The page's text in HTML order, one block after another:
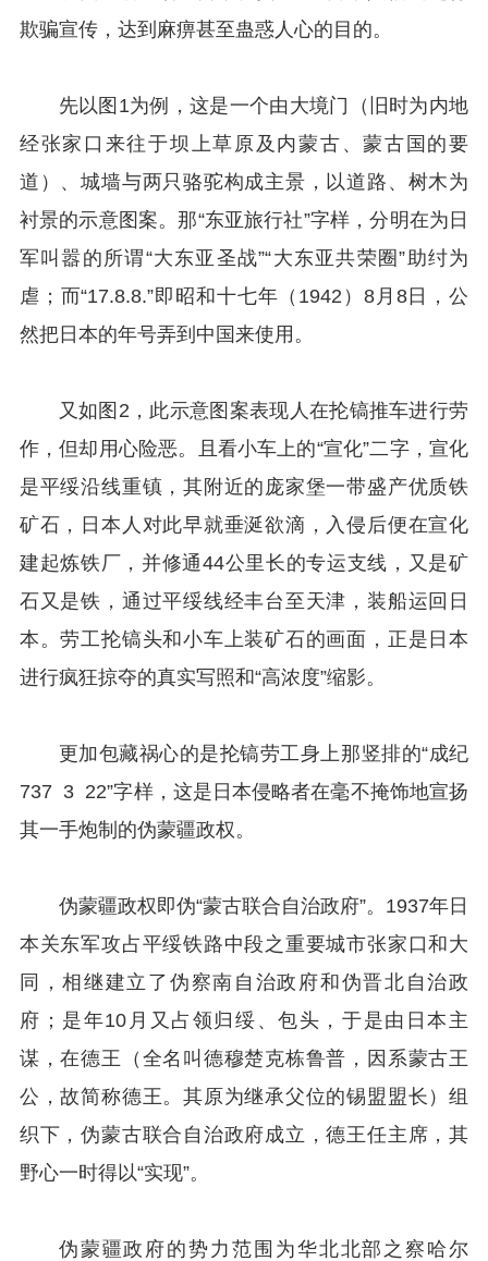
欺骗宣传，达到麻痹甚至蛊惑人心的目的。
先以图1为例，这是一个由大境门（旧时为内地
经张家口来往于坝上草原及内蒙古、蒙古国的要
道）、城墙与两只骆驼构成主景，以道路、树木为
衬景的示意图案。那“东亚旅行社”字样，分明在为日
军叫嚣的所谓“大东亚圣战”“大东亚共荣圈”助纣为
虐；而“17.8.8.”即昭和十七年（1942）8月8日，公
然把日本的年号弄到中国来使用。
又如图2，此示意图案表现人在抡镐推车进行劳
作，但却用心险恶。且看小车上的“宣化”二字，宣化
是平绥沿线重镇，其附近的庞家堡一带盛产优质铁
矿石，日本人对此早就垂涎欲滴，入侵后便在宣化
建起炼铁厂，并修通44公里长的专运支线，又是矿
石又是铁，通过平绥线经丰台至天津，装船运回日
本。劳工抡镐头和小车上装矿石的画面，正是日本
进行疯狂掠夺的真实写照和“高浓度”缩影。
更加包藏祸心的是抡镐劳工身上那竖排的“成纪
737 3 22”字样，这是日本侵略者在毫不掩饰地宣扬
其一手炮制的伪蒙疆政权。
伪蒙疆政权即伪“蒙古联合自治政府”。1937年日
本关东军攻占平绥铁路中段之重要城市张家口和大
同，相继建立了伪察南自治政府和伪晋北自治政
府；是年10月又占领归绥、包头，于是由日本主
谋，在德王（全名叫德穆楚克栋鲁普，因系蒙古王
公，故简称德王。其原为继承父位的锡盟盟长）组
织下，伪蒙古联合自治政府成立，德王任主席，其
野心一时得以“实现”。
伪蒙疆政府的势力范围为华北北部之察哈尔